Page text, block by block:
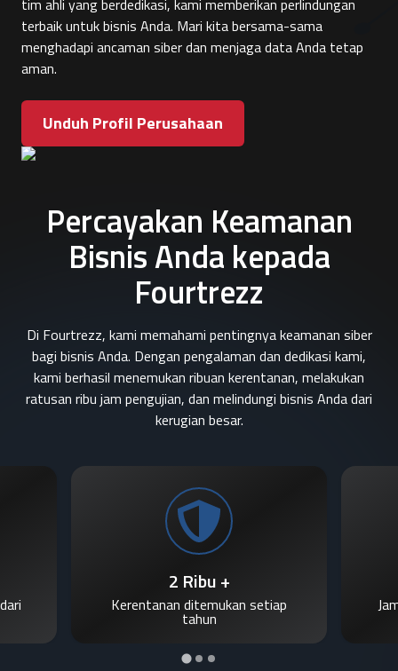
tim ahli yang berdedikasi, kami memberikan perlindungan
terbaik untuk bisnis Anda. Mari kita bersama-sama
menghadapi ancaman siber dan menjaga data Anda tetap
aman.
Unduh Profil Perusahaan
Percayakan Keamanan
Bisnis Anda kepada
Fourtrezz
Di Fourtrezz, kami memahami pentingnya keamanan siber
bagi bisnis Anda. Dengan pengalaman dan dedikasi kami,
kami berhasil menemukan ribuan kerentanan, melakukan
ratusan ribu jam pengujian, dan melindungi bisnis Anda dari
kerugian besar.
2 Ribu +
Kerentanan ditemukan setiap
tahun